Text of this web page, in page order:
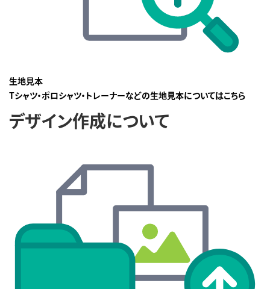
生地見本
Tシャツ・ポロシャツ・トレーナーなどの生地見本についてはこちら
デザイン作成について